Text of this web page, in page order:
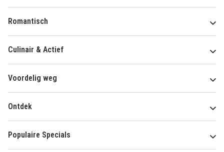
Romantisch
Culinair & Actief
Voordelig weg
Ontdek
Populaire Specials